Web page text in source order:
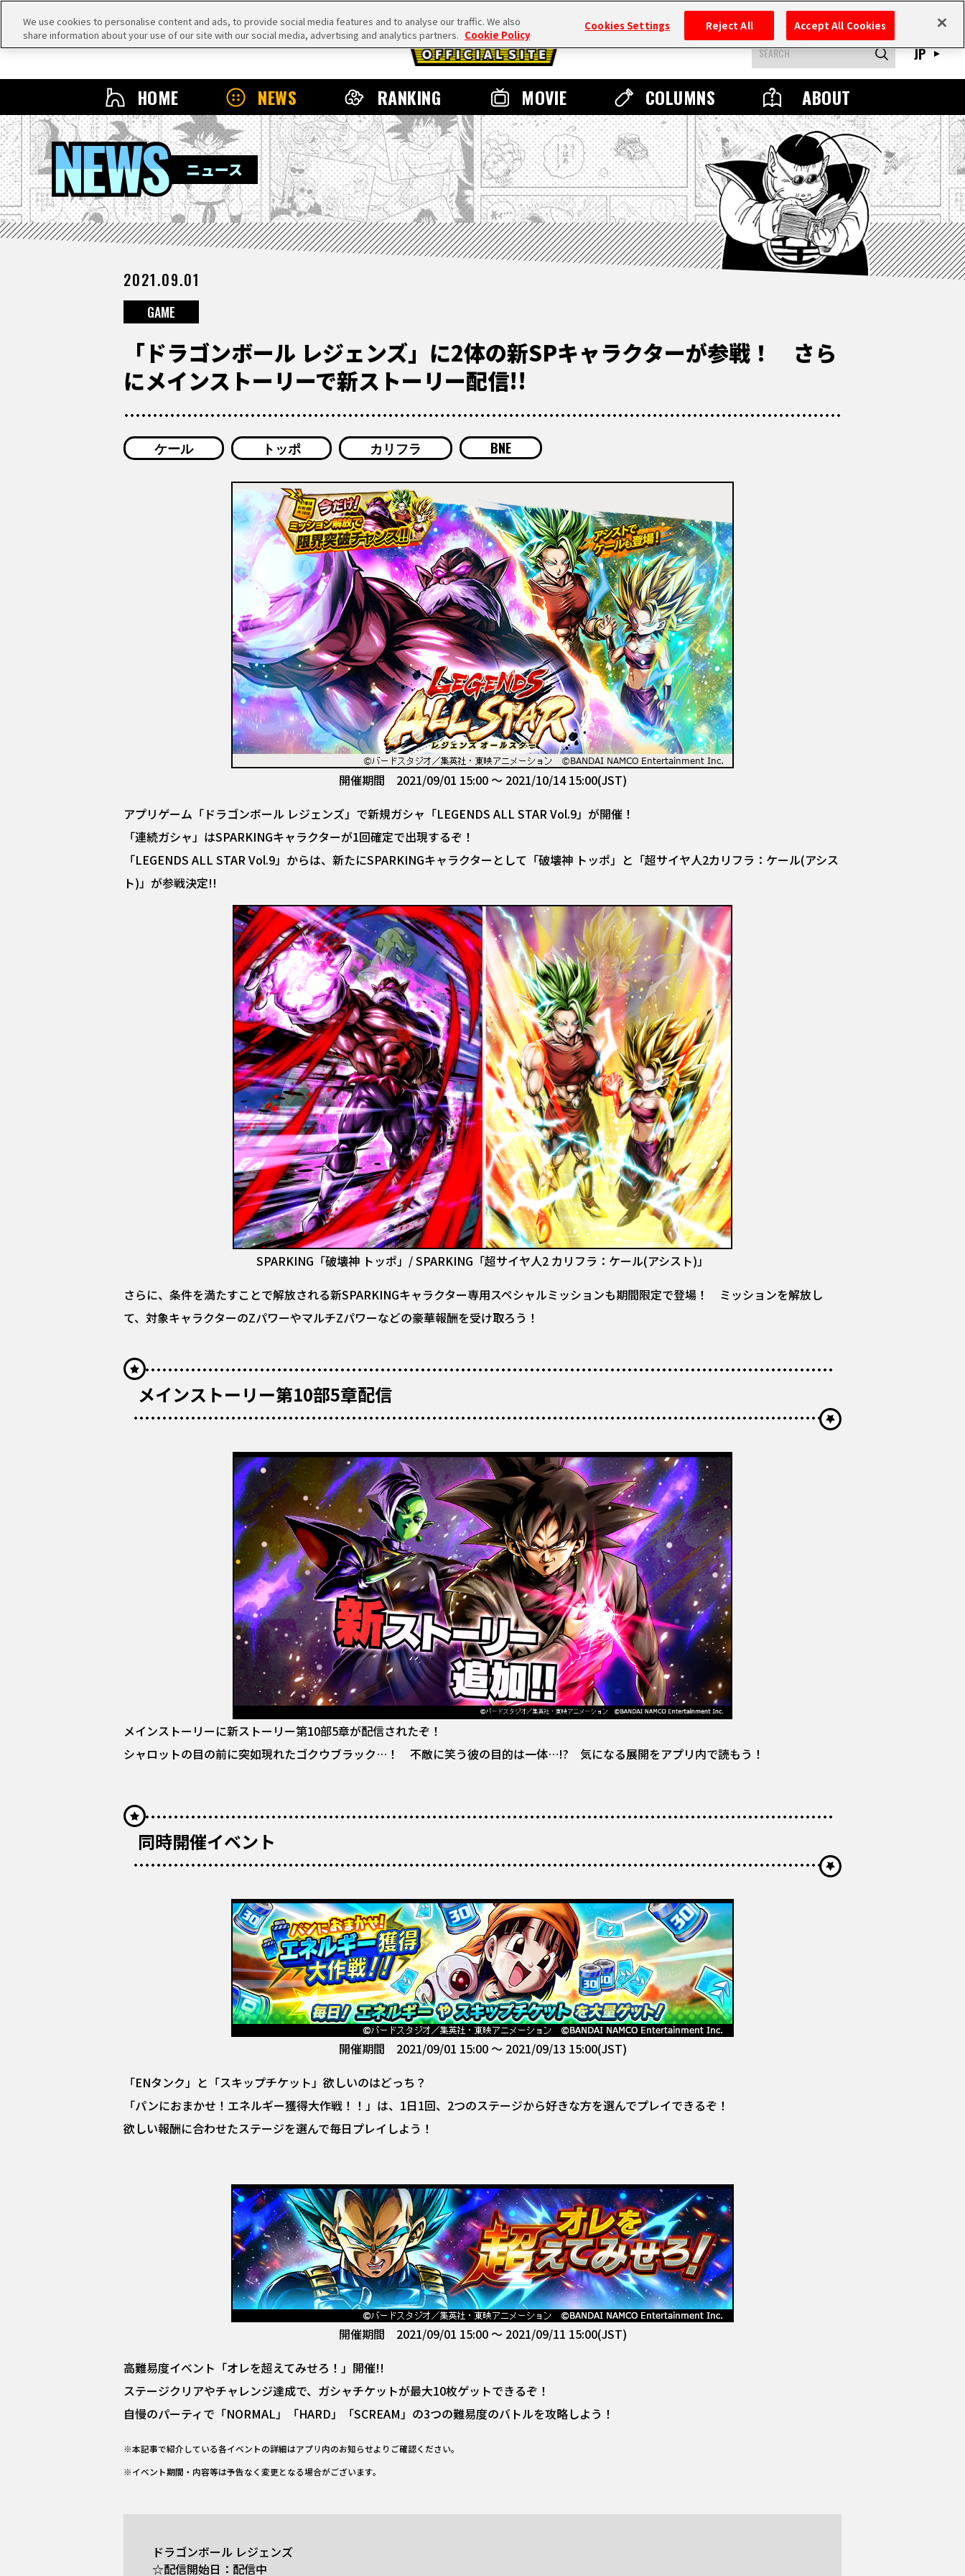
HOME NEWS RANKING MOVIE COLUMNS ABOUT
JP
NEWS
ニュース
2021.09.01
GAME
「ドラゴンボール レジェンズ」に2体の新SPキャラクターが参戦！ さら
にメインストーリーで新ストーリー配信!!
ケール トッポ カリフラ BNE
開催期間 2021/09/01 15:00 ～ 2021/10/14 15:00(JST)
アプリゲーム「ドラゴンボール レジェンズ」で新規ガシャ「LEGENDS ALL STAR Vol.9」が開催！
「連続ガシャ」はSPARKINGキャラクターが1回確定で出現するぞ！
「LEGENDS ALL STAR Vol.9」からは、新たにSPARKINGキャラクターとして「破壊神 トッポ」と「超サイヤ人2カリフラ：ケール(アシス
ト)」が参戦決定!!
SPARKING「破壊神 トッポ」/ SPARKING「超サイヤ人2 カリフラ：ケール(アシスト)」
さらに、条件を満たすことで解放される新SPARKINGキャラクター専用スペシャルミッションも期間限定で登場！ ミッションを解放し
て、対象キャラクターのZパワーやマルチZパワーなどの豪華報酬を受け取ろう！
メインストーリー第10部5章配信
メインストーリーに新ストーリー第10部5章が配信されたぞ！
シャロットの目の前に突如現れたゴクウブラック…！ 不敵に笑う彼の目的は一体…!? 気になる展開をアプリ内で読もう！
同時開催イベント
開催期間 2021/09/01 15:00 ～ 2021/09/13 15:00(JST)
「ENタンク」と「スキップチケット」欲しいのはどっち？
「パンにおまかせ！エネルギー獲得大作戦！！」は、1日1回、2つのステージから好きな方を選んでプレイできるぞ！
欲しい報酬に合わせたステージを選んで毎日プレイしよう！
開催期間 2021/09/01 15:00 ～ 2021/09/11 15:00(JST)
高難易度イベント「オレを超えてみせろ！」開催!!
ステージクリアやチャレンジ達成で、ガシャチケットが最大10枚ゲットできるぞ！
自慢のパーティで「NORMAL」「HARD」「SCREAM」の3つの難易度のバトルを攻略しよう！
※本記事で紹介している各イベントの詳細はアプリ内のお知らせよりご確認ください。
※イベント期間・内容等は予告なく変更となる場合がございます。
ドラゴンボール レジェンズ
☆配信開始日：配信中
We use cookies to personalise content and ads, to provide social media features and to analyse our traffic. We also
share information about your use of our site with our social media, advertising and analytics partners. Cookie Policy
Cookies Settings Reject All Accept All Cookies